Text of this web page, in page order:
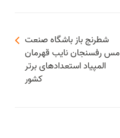
شطرنج باز باشگاه صنعت
مس رفسنجان نایب قهرمان
المپیاد استعدادهای برتر
کشور